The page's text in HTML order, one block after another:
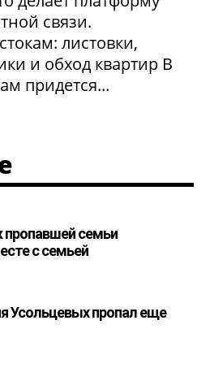
связи.
листовки,
и обход квартир В
придется...
семьи
с семьей
Усольцевых пропал еще